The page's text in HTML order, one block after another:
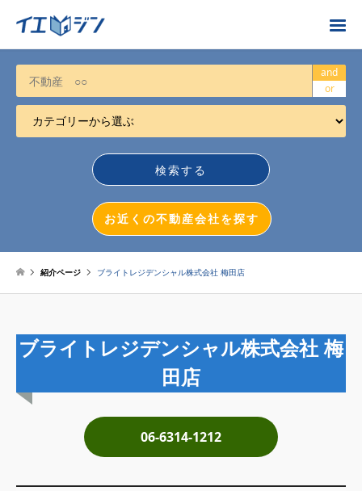
お近くの不動産会社を探す
カテゴリーから選ぶ
不動産売却
不動産投資
マンション売却
税金について
イエジンくんの紹介
and
or
お近くの不動産会社を探す
紹介ページ ブライトレジデンシャル株式会社 梅田店
ブライトレジデンシャル株式会社 梅
田店
06-6314-1212